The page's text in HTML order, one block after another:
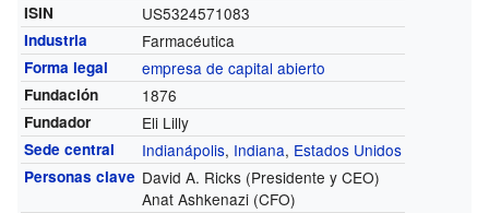
ISIN US5324571083
Industria Farmacéutica
Forma legal empresa de capital abierto
Fundación 1876
Fundador Eli Lilly
Sede central Indianápolis, Indiana, Estados Unidos
Personas clave David A. Ricks (Presidente y CEO)
Anat Ashkenazi (CFO)